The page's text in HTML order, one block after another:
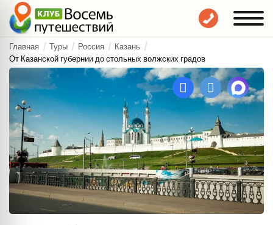
Главная Туры Россия
Казань
От Казанской губернии до стольных волжских градов